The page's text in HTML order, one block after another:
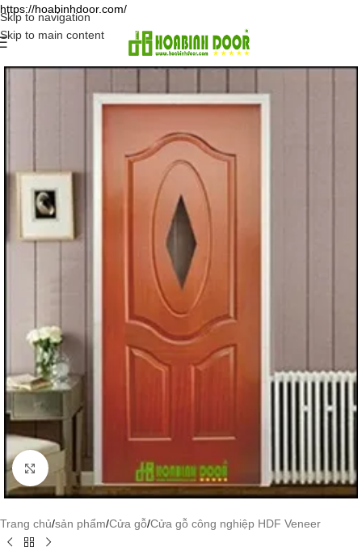
https://hoabinhdoor.com/
Skip to navigation
Skip to main content
Click to enlarge
Trang chủ/sản phẩm/Cửa gỗ/Cửa gỗ công nghiệp HDF Veneer